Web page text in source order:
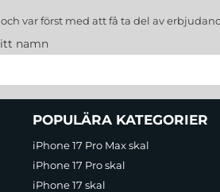
var först med att få ta del av
namn
POPULÄRA KATEGORIER
iPhone 17 Pro Max skal
iPhone 17 Pro skal
iPhone 17 skal